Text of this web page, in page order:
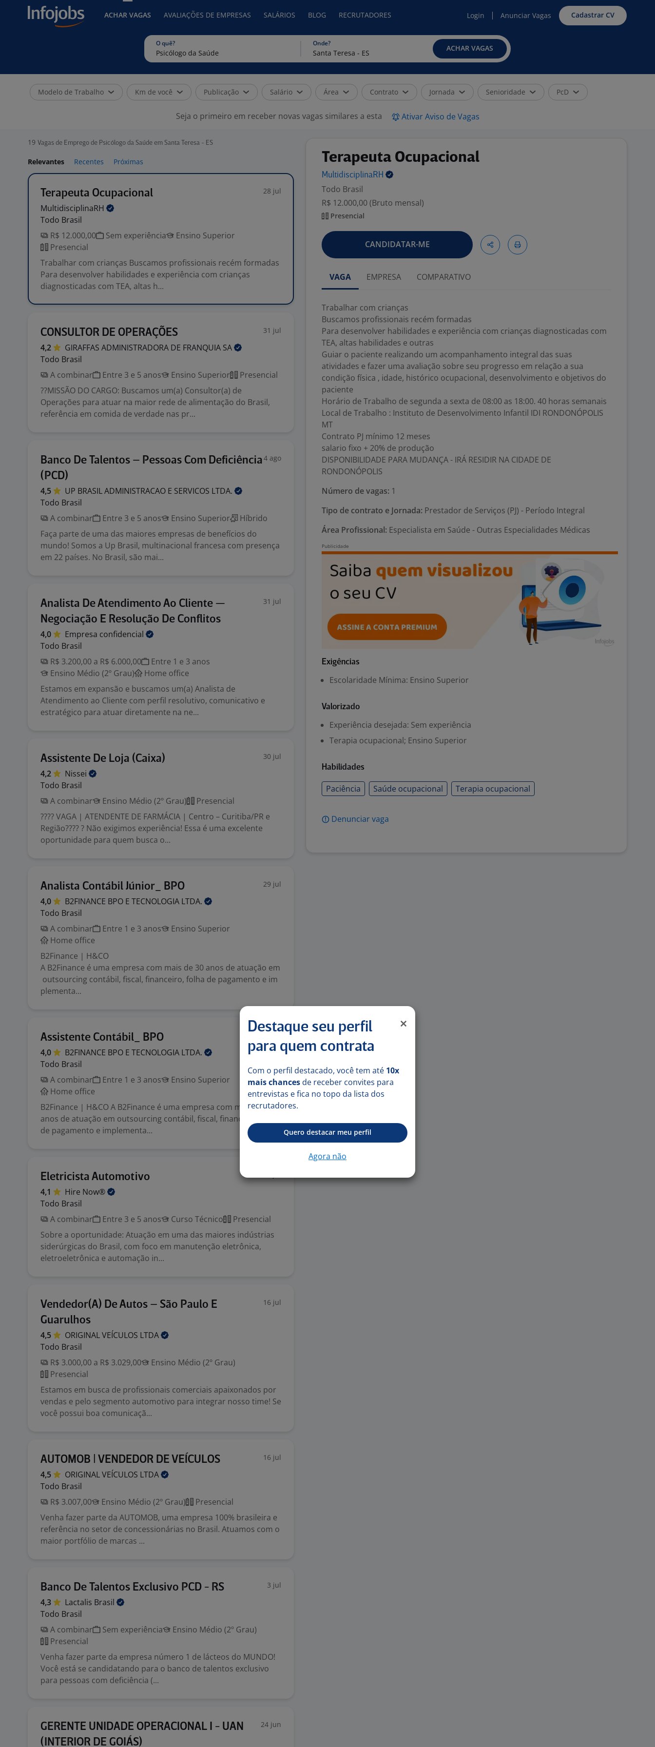
ACHAR VAGAS AVALIAÇÕES DE EMPRESAS SALÁRIOS BLOG RECRUTADORES Login Anunciar Vagas Cadastrar CV
O quê? Onde?
ACHAR VAGAS
Modelo de Trabalho Km de você Publicação Salário Área Contrato Jornada Senioridade PcD
Seja o primeiro em receber novas vagas similares a esta Ativar Aviso de Vagas
19 Vagas de Emprego de Psicólogo da Saúde em Santa Teresa - ES
Relevantes Recentes Próximas
Terapeuta Ocupacional 28 jul
MultidisciplinaRH
Todo Brasil
R$ 12.000,00
Sem experiência
Ensino Superior
Presencial
Trabalhar com crianças Buscamos profissionais recém formadas
Para desenvolver habilidades e experiência com crianças
diagnosticadas com TEA, altas h...
CONSULTOR DE OPERAÇÕES 31 jul
4,2 GIRAFFAS ADMINISTRADORA DE FRANQUIA SA
Todo Brasil
A combinar
Entre 3 e 5 anos Ensino Superior
Presencial
??MISSÃO DO CARGO: Buscamos um(a) Consultor(a) de
Operações para atuar na maior rede de alimentação do Brasil,
referência em comida de verdade nas pr...
Banco De Talentos – Pessoas Com Deficiência
(PCD)
4 ago
4,5 UP BRASIL ADMINISTRACAO E SERVICOS LTDA.
Todo Brasil
A combinar
Entre 3 e 5 anos Ensino Superior
Híbrido
Faça parte de uma das maiores empresas de benefícios do
mundo! Somos a Up Brasil, multinacional francesa com presença
em 22 países. No Brasil, são mai...
Analista De Atendimento Ao Cliente —
Negociação E Resolução De Conflitos
31 jul
4,0 Empresa confidencial
Todo Brasil
R$ 3.200,00 a R$ 6.000,00
Entre 1 e 3 anos
Ensino Médio (2º Grau)
Home office
Estamos em expansão e buscamos um(a) Analista de
Atendimento ao Cliente com perfil resolutivo, comunicativo e
estratégico para atuar diretamente na ne...
Assistente De Loja (Caixa) 30 jul
4,2
Nissei
Todo Brasil
A combinar
Ensino Médio (2º Grau)
Presencial
???? VAGA | ATENDENTE DE FARMÁCIA | Centro – Curitiba/PR e
Região???? ? Não exigimos experiência! Essa é uma excelente
oportunidade para quem busca o...
Analista Contábil Júnior_ BPO 29 jul
4,0 B2FINANCE BPO E TECNOLOGIA LTDA.
Todo Brasil
A combinar
Entre 1 e 3 anos
Ensino Superior
Home office
B2Finance | H&CO
A B2Finance é uma empresa com mais de 30 anos de atuação em
outsourcing contábil, fiscal, financeiro, folha de pagamento e im
plementa...
Assistente Contábil_ BPO
4,0 B2FINANCE BPO E TECNOLOGIA LTDA.
Todo Brasil
A combinar
Entre 1 e 3 anos
Ensino Superior
Home office
B2Finance | H&CO A B2Finance é uma empresa com mais de 30
anos de atuação em outsourcing contábil, fiscal, financeiro, folha
de pagamento e implementa...
Eletricista Automotivo
4,1 Hire Now®
Todo Brasil
A combinar
Entre 3 e 5 anos Curso Técnico
Presencial
Sobre a oportunidade: Atuação em uma das maiores indústrias
siderúrgicas do Brasil, com foco em manutenção eletrônica,
eletroeletrônica e automação in...
Vendedor(A) De Autos – São Paulo E
Guarulhos
16 jul
4,5 ORIGINAL VEÍCULOS LTDA
Todo Brasil
R$ 3.000,00 a R$ 3.029,00
Ensino Médio (2º Grau)
Presencial
Estamos em busca de profissionais comerciais apaixonados por
vendas e pelo segmento automotivo para integrar nosso time! Se
você possui boa comunicaçã...
AUTOMOB | VENDEDOR DE VEÍCULOS 16 jul
4,5 ORIGINAL VEÍCULOS LTDA
Todo Brasil
R$ 3.007,00
Ensino Médio (2º Grau)
Presencial
Venha fazer parte da AUTOMOB, uma empresa 100% brasileira e
referência no setor de concessionárias no Brasil. Atuamos com o
maior portfólio de marcas ...
Banco De Talentos Exclusivo PCD - RS 3 jul
4,3 Lactalis Brasil
Todo Brasil
A combinar
Sem experiência
Ensino Médio (2º Grau)
Presencial
Venha fazer parte da empresa número 1 de lácteos do MUNDO!
Você está se candidatando para o banco de talentos exclusivo
para pessoas com deficiência (...
GERENTE UNIDADE OPERACIONAL I - UAN
(INTERIOR DE GOIÁS)
24 jun
Terapeuta Ocupacional
MultidisciplinaRH
Todo Brasil
R$ 12.000,00 (Bruto mensal)
Presencial
CANDIDATAR-ME
VAGA EMPRESA COMPARATIVO
Trabalhar com crianças
Buscamos profissionais recém formadas
Para desenvolver habilidades e experiência com crianças diagnosticadas com
TEA, altas habilidades e outras
Guiar o paciente realizando um acompanhamento integral das suas
atividades e fazer uma avaliação sobre seu progresso em relação a sua
condição física , idade, histórico ocupacional, desenvolvimento e objetivos do
paciente
Horário de Trabalho de segunda a sexta de 08:00 as 18:00. 40 horas semanais
Local de Trabalho : Instituto de Desenvolvimento Infantil IDI RONDONÓPOLIS
MT
Contrato PJ mínimo 12 meses
salario fixo + 20% de produção
DISPONIBILIDADE PARA MUDANÇA - IRÁ RESIDIR NA CIDADE DE
RONDONÓPOLIS
Número de vagas: 1
Tipo de contrato e Jornada: Prestador de Serviços (PJ) - Período Integral
Área Profissional: Especialista em Saúde - Outras Especialidades Médicas
Exigências
Escolaridade Mínima: Ensino Superior
Valorizado
Experiência desejada: Sem experiência
Terapia ocupacional; Ensino Superior
Habilidades
Paciência Saúde ocupacional Terapia ocupacional
Denunciar vaga
Destaque seu perfil
para quem contrata
Com o perfil destacado, você tem até 10x
mais chances de receber convites para
entrevistas e fica no topo da lista dos
recrutadores.
Quero destacar meu perfil
Agora não